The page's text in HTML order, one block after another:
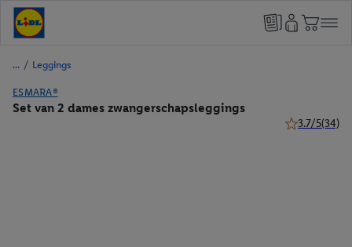
/ Leggings
ESMARA®
Set van 2 dames zwangerschapsleggings
3.7/5(34)